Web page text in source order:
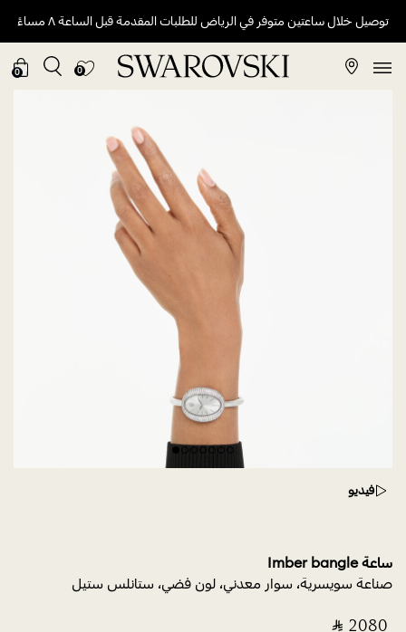
توصيل خلال ساعتين متوفر في الرياض للطلبات المقدمة قبل الساعة ٨ مساءً
0
0
فيديو
ساعة Imber bangle
صناعة سويسرية، سوار معدني، لون فضي، ستانلس ستيل
‎ ⃁ ⁦2080⁩ ‎